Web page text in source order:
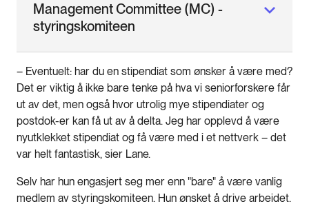
Management Committee (MC) -
styringskomiteen
– Eventuelt: har du en stipendiat som ønsker å være med?
Det er viktig å ikke bare tenke på hva vi seniorforskere får
ut av det, men også hvor utrolig mye stipendiater og
postdok-er kan få ut av å delta. Jeg har opplevd å være
nyutklekket stipendiat og få være med i et nettverk – det
var helt fantastisk, sier Lane.
Selv har hun engasjert seg mer enn "bare" å være vanlig
medlem av styringskomiteen. Hun ønsket å drive arbeidet.